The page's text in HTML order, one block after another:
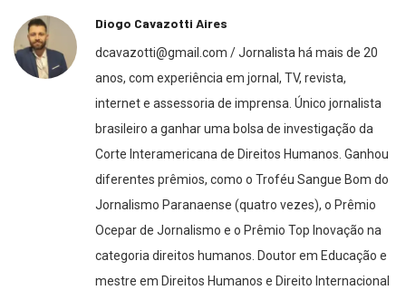
Diogo Cavazotti Aires
dcavazotti@gmail.com / Jornalista há mais de 20
anos, com experiência em jornal, TV, revista,
internet e assessoria de imprensa. Único jornalista
brasileiro a ganhar uma bolsa de investigação da
Corte Interamericana de Direitos Humanos. Ganhou
diferentes prêmios, como o Troféu Sangue Bom do
Jornalismo Paranaense (quatro vezes), o Prêmio
Ocepar de Jornalismo e o Prêmio Top Inovação na
categoria direitos humanos. Doutor em Educação e
mestre em Direitos Humanos e Direito Internacional